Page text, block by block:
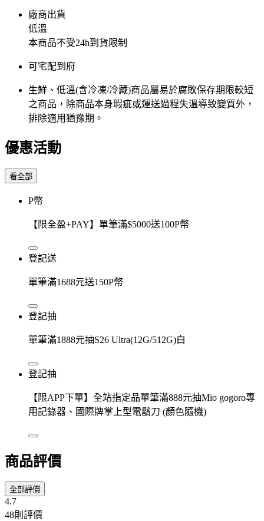
廠商出貨
低溫
本商品不受24h到貨限制
可宅配到府
生鮮、低溫(含冷凍/冷藏)商品屬易於腐敗保存期限較短
之商品，除商品本身瑕疵或運送過程失溫導致變質外，
排除適用猶豫期。
優惠活動
看全部
P幣
【限全盈+PAY】單筆滿$5000送100P幣
登記送
單筆滿1688元送150P幣
登記抽
單筆滿1888元抽S26 Ultra(12G/512G)白
登記抽
【限APP下單】全站指定品單筆滿888元抽Mio gogoro專
用記錄器、國際牌掌上型電鬍刀 (顏色隨機)
商品評價
全部評價
4.7
48則評價